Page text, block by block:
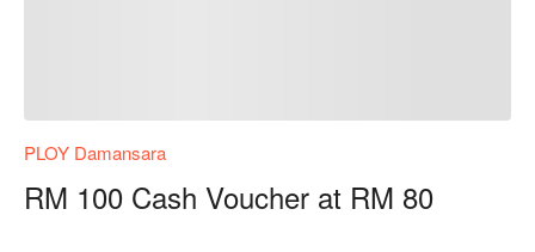
PLOY Damansara
RM 100 Cash Voucher at RM 80